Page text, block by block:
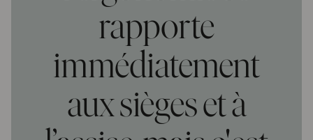
rapporte
immédiatement
aux sièges et à